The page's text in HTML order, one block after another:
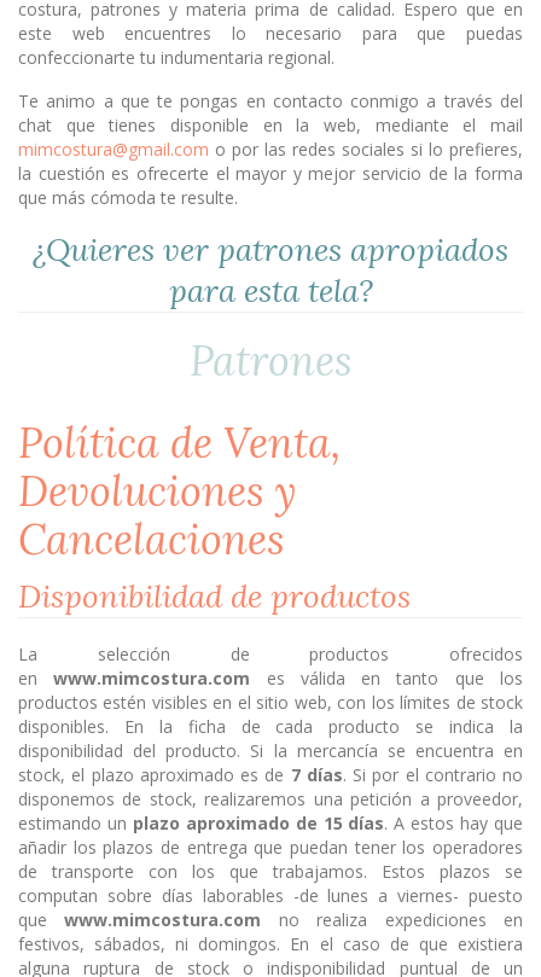
costura, patrones y materia prima de calidad. Espero que en
este web encuentres lo necesario para que puedas
confeccionarte tu indumentaria regional.
Te animo a que te pongas en contacto conmigo a través del
chat que tienes disponible en la web, mediante el mail
mimcostura@gmail.com o por las redes sociales si lo prefieres,
la cuestión es ofrecerte el mayor y mejor servicio de la forma
que más cómoda te resulte.
¿Quieres ver patrones apropiados
para esta tela?
Patrones
Política de Venta,
Devoluciones y
Cancelaciones
Disponibilidad de productos
La selección de productos ofrecidos
enwww.mimcostura.com es válida en tanto que los
productos estén visibles en el sitio web, con los límites de stock
disponibles. En la ficha de cada producto se indica la
disponibilidad del producto. Si la mercancía se encuentra en
stock, el plazo aproximado es de 7 días. Si por el contrario no
disponemos de stock, realizaremos una petición a proveedor,
estimando un plazo aproximado de 15 días. A estos hay que
añadir los plazos de entrega que puedan tener los operadores
de transporte con los que trabajamos. Estos plazos se
computan sobre días laborables -de lunes a viernes- puesto
quewww.mimcostura.com no realiza expediciones en
festivos, sábados, ni domingos. En el caso de que existiera
alguna ruptura de stock o indisponibilidad puntual de un